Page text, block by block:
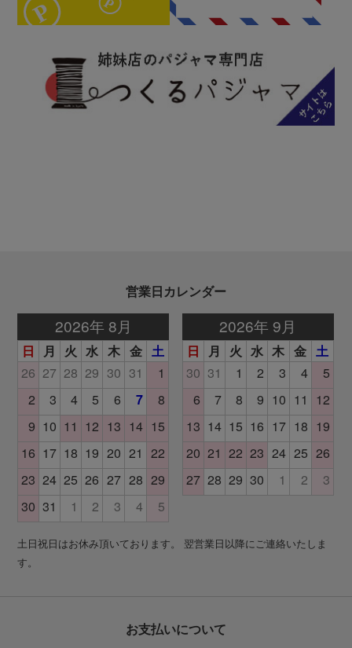
営業日カレンダー
土日祝日はお休み頂いております。 翌営業日以降にご連絡いたしま
す。
お支払いについて